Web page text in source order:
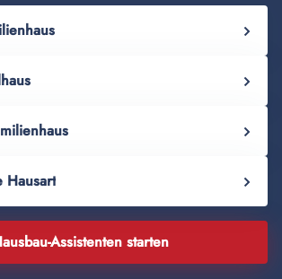
Hausart
Assistenten starten